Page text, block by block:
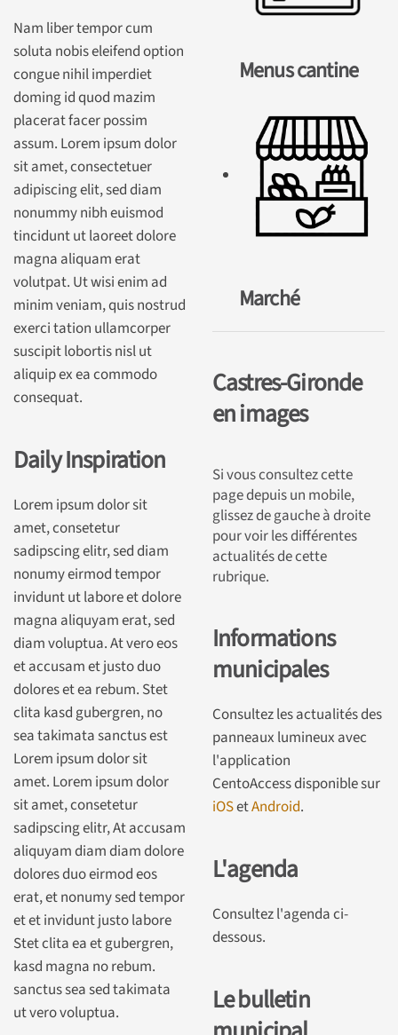
Nam liber tempor cum
soluta nobis eleifend option
congue nihil imperdiet
doming id quod mazim
placerat facer possim
assum. Lorem ipsum dolor
sit amet, consectetuer
adipiscing elit, sed diam
nonummy nibh euismod
tincidunt ut laoreet dolore
magna aliquam erat
volutpat. Ut wisi enim ad
minim veniam, quis nostrud
exerci tation ullamcorper
suscipit lobortis nisl ut
aliquip ex ea commodo
consequat.
Daily Inspiration
Lorem ipsum dolor sit
amet, consetetur
sadipscing elitr, sed diam
nonumy eirmod tempor
invidunt ut labore et dolore
magna aliquyam erat, sed
diam voluptua. At vero eos
et accusam et justo duo
dolores et ea rebum. Stet
clita kasd gubergren, no
sea takimata sanctus est
Lorem ipsum dolor sit
amet. Lorem ipsum dolor
sit amet, consetetur
sadipscing elitr, At accusam
aliquyam diam diam dolore
dolores duo eirmod eos
erat, et nonumy sed tempor
et et invidunt justo labore
Stet clita ea et gubergren,
kasd magna no rebum.
sanctus sea sed takimata
ut vero voluptua.
Menus cantine
Marché
Castres-Gironde
en images
Si vous consultez cette
page depuis un mobile,
glissez de gauche à droite
pour voir les différentes
actualités de cette
rubrique.
Informations
municipales
Consultez les actualités des
panneaux lumineux avec
l'application
CentoAccess disponible sur
iOSetAndroid.
L'agenda
Consultez l'agenda ci-
dessous.
Le bulletin